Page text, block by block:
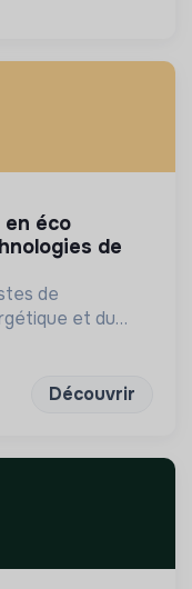
de
de
et du
Découvrir